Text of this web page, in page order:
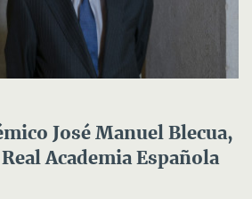
José Manuel Blecua,
Academia Española